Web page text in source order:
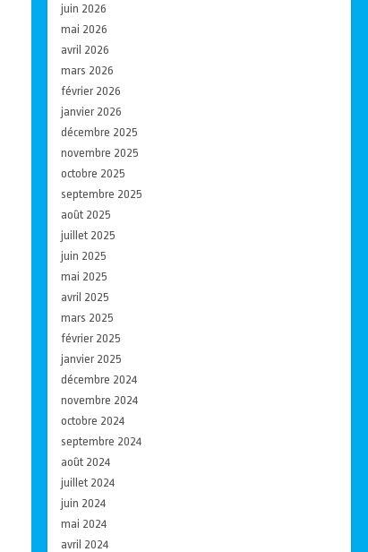
juin 2026
mai 2026
avril 2026
mars 2026
février 2026
janvier 2026
décembre 2025
novembre 2025
octobre 2025
septembre 2025
août 2025
juillet 2025
juin 2025
mai 2025
avril 2025
mars 2025
février 2025
janvier 2025
décembre 2024
novembre 2024
octobre 2024
septembre 2024
août 2024
juillet 2024
juin 2024
mai 2024
avril 2024